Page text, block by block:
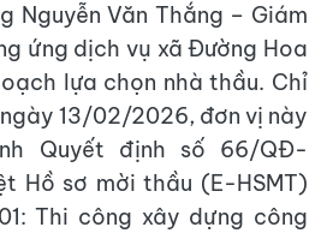
Nguyễn Văn Thắng – Giám
ứng dịch vụ xã Đường Hoa
lựa chọn nhà thầu. Chỉ
13/02/2026, đơn vị này
Quyết định số 66/QĐ-
Hồ sơ mời thầu (E-HSMT)
Thi công xây dựng công